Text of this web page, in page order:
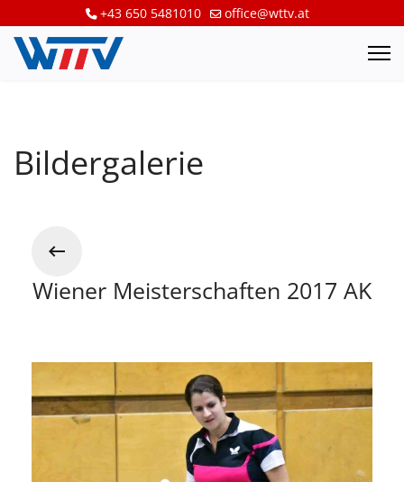
+43 650 5481010 office@wttv.at
Bildergalerie
Wiener Meisterschaften 2017 AK